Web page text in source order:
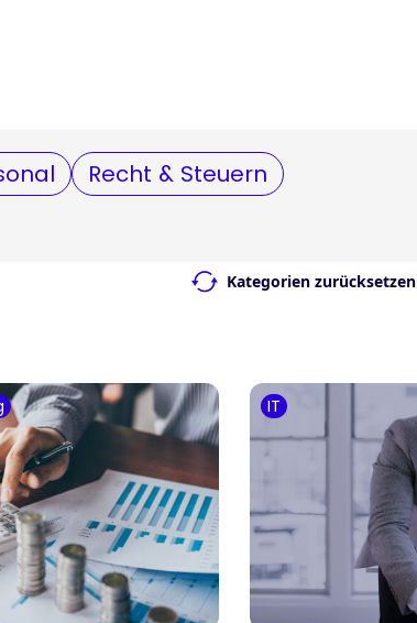
Recht & Steuern
Kategorien zurücksetzen
IT